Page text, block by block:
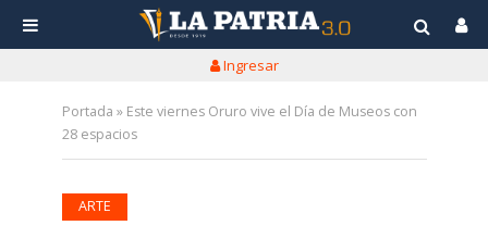
Ingresar
Portada » Este viernes Oruro vive el Día de Museos con
28 espacios
ARTE